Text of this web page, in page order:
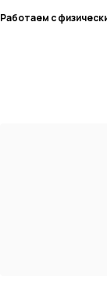
Работаем с